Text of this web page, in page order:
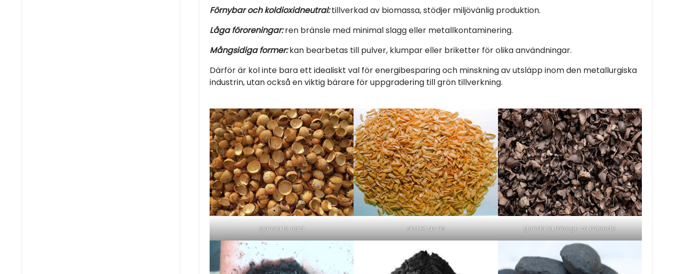
Förnybar och koldioxidneutral:tillverkad av biomassa, stödjer miljövänlig produktion.
Låga föroreningar:ren bränsle med minimal slagg eller metallkontaminering.
Mångsidiga former:kan bearbetas till pulver, klumpar eller briketter för olika användningar.
Därför är kol inte bara ett idealiskt val för energibesparing och minskning av utsläpp inom den metallurgiska
industrin, utan också en viktig bärare för uppgradering till grön tillverkning.
ganda la nazi skalet av ris ganda la mbegu za mtende